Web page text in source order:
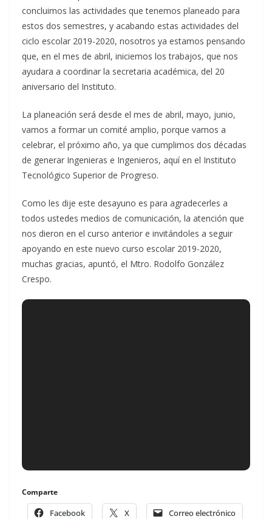
concluimos las actividades que tenemos planeado para
estos dos semestres, y acabando estas actividades del
ciclo escolar 2019-2020, nosotros ya estamos pensando
que, en el mes de abril, iniciemos los trabajos, que nos
ayudara a coordinar la secretaria académica, del 20
aniversario del Instituto.
La planeación será desde el mes de abril, mayo, junio,
vamos a formar un comité amplio, porque vamos a
celebrar, el próximo año, ya que cumplimos dos décadas
de generar Ingenieras e Ingenieros, aquí en el Instituto
Tecnológico Superior de Progreso.
Como les dije este desayuno es para agradecerles a
todos ustedes medios de comunicación, la atención que
nos dieron en el curso anterior e invitándoles a seguir
apoyando en este nuevo curso escolar 2019-2020,
muchas gracias, apuntó, el Mtro. Rodolfo González
Crespo.
Comparte
Facebook X Correo electrónico